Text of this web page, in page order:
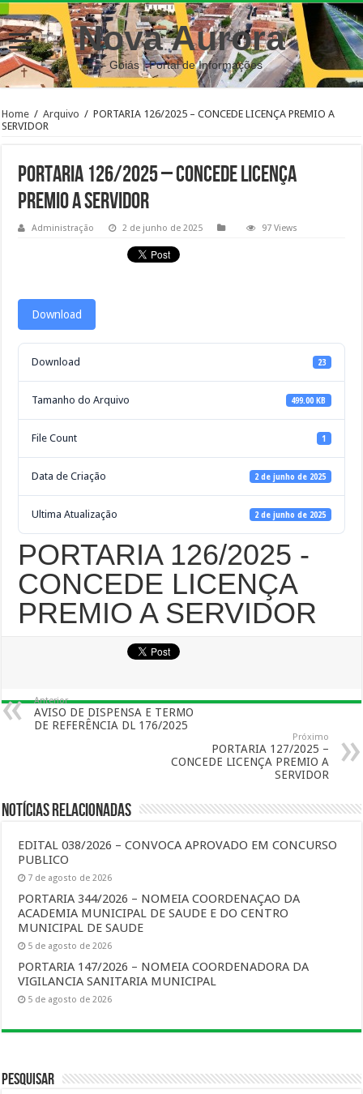
Nova Aurora
– Goiás | Portal de Informações
Home / Arquivo / PORTARIA 126/2025 – CONCEDE LICENÇA PREMIO A
SERVIDOR
PORTARIA 126/2025 – CONCEDE LICENÇA
PREMIO A SERVIDOR
Administração 2 de junho de 2025 97 Views
Download
Download 23
Tamanho do Arquivo 499.00 KB
File Count 1
Data de Criação 2 de junho de 2025
Ultima Atualização 2 de junho de 2025
PORTARIA 126/2025 -
CONCEDE LICENÇA
PREMIO A SERVIDOR
Anterior
AVISO DE DISPENSA E TERMO
DE REFERÊNCIA DL 176/2025
Próximo
PORTARIA 127/2025 –
CONCEDE LICENÇA PREMIO A
SERVIDOR
Notícias Relacionadas
EDITAL 038/2026 – CONVOCA APROVADO EM CONCURSO
PUBLICO
7 de agosto de 2026
PORTARIA 344/2026 – NOMEIA COORDENAÇAO DA
ACADEMIA MUNICIPAL DE SAUDE E DO CENTRO
MUNICIPAL DE SAUDE
5 de agosto de 2026
PORTARIA 147/2026 – NOMEIA COORDENADORA DA
VIGILANCIA SANITARIA MUNICIPAL
5 de agosto de 2026
Pesquisar